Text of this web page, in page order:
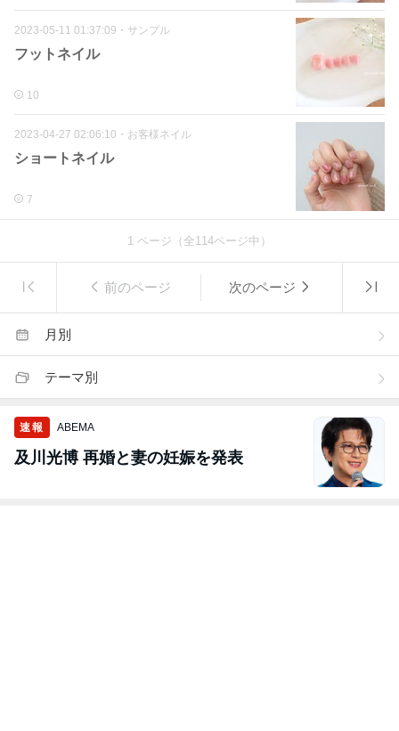
2023-05-11 01:37:09 ・ サンプル
フットネイル
10
2023-04-27 02:06:10 ・ お客様ネイル
ショートネイル
7
1 ページ（全114ページ中）
前のページ 次のページ
月別
テーマ別
速報 ABEMA
及川光博 再婚と妻の妊娠を発表